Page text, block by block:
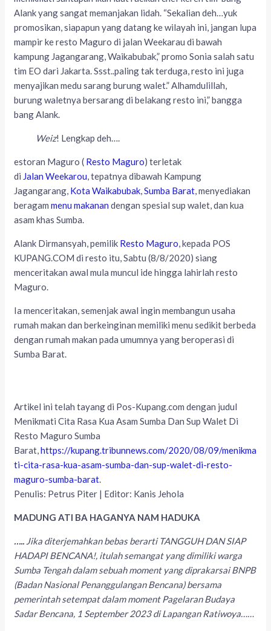
Alank yang sangat memanjakan lidah. “Sekalian deh…yuk
promosikan, siapapun yang datang ke wilayah ini, jangan lupa
mampir ke resto Maguro di jalan Weekarau di bawah
kampung Jagangarang, Waikabubak,” promo Sonia salah satu
tim EO dari Jakarta. Ssst..paling tak terduga, resto ini juga
menyajikan medu sarang burung walet.” Alhamdulillah,
burung waletnya bersarang di belakang resto ini,” bangga
bang Alank.
Weiz! Lengkap deh….
estoran Maguro ( Resto Maguro) terletak
di Jalan Weekarou, tepatnya dibawah Kampung
Jagangarang, Kota Waikabubak,Sumba Barat, menyediakan
beragammenu makanan dengan spesial sup walet, dan kua
asam khas Sumba.
Alank Dirmansyah, pemilik Resto Maguro, kepada POS
KUPANG.COM di resto itu, Sabtu (8/8/2020) siang
menceritakan awal mula muncul ide hingga lahirlah resto
Maguro.
Ia menceritakan, semenjak awal ingin membangun usaha
rumah makan dan berkeinginan memiliki menu sedikit berbeda
dengan rumah makan pada umumnya yang beroperasi di
Sumba Barat.
Artikel ini telah tayang di Pos-Kupang.com dengan judul
Menikmati Cita Rasa Kua Asam Sumba Dan Sup Walet Di
Resto Maguro Sumba
Barat,https://kupang.tribunnews.com/2020/08/09/menikma
ti-cita-rasa-kua-asam-sumba-dan-sup-walet-di-resto-
maguro-sumba-barat.
Penulis: Petrus Piter | Editor: Kanis Jehola
MADUNG ATI BA HAGANYA NAM HADUKA
….. Jika diterjemahkan bebas berarti TANGGUH DAN SIAP
HADAPI BENCANA!, itulah semangat yang dimiliki warga
Sumba Tengah dalam sebuah moment yang diprakarsai BNPB
(Badan Nasional Penanggulangan Bencana) bersama
pemerintah setempat dalam moment Pagelaran Budaya
Sadar Bencana, 1 September 2023 di Lapangan Ratiwoya……